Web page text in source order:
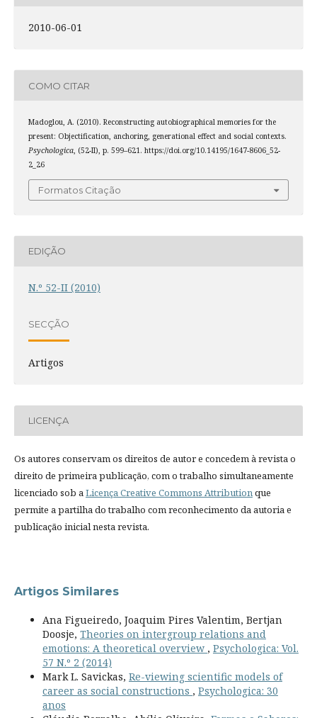
2010-06-01
COMO CITAR
Madoglou, A. (2010). Reconstructing autobiographical memories for the
present: Objectification, anchoring, generational effect and social contexts.
Psychologica, (52-II), p. 599–621. https://doi.org/10.14195/1647-8606_52-
2_26
Formatos Citação
EDIÇÃO
N.º 52-II (2010)
SECÇÃO
Artigos
LICENÇA
Os autores conservam os direitos de autor e concedem à revista o
direito de primeira publicação, com o trabalho simultaneamente
licenciado sob aLicença Creative Commons Attributionque
permite a partilha do trabalho com reconhecimento da autoria e
publicação inicial nesta revista.
Artigos Similares
Ana Figueiredo, Joaquim Pires Valentim, Bertjan
Doosje, Theories on intergroup relations and
emotions: A theoretical overview , Psychologica: Vol.
57 N.º 2 (2014)
Mark L. Savickas, Re-viewing scientific models of
career as social constructions , Psychologica: 30
anos